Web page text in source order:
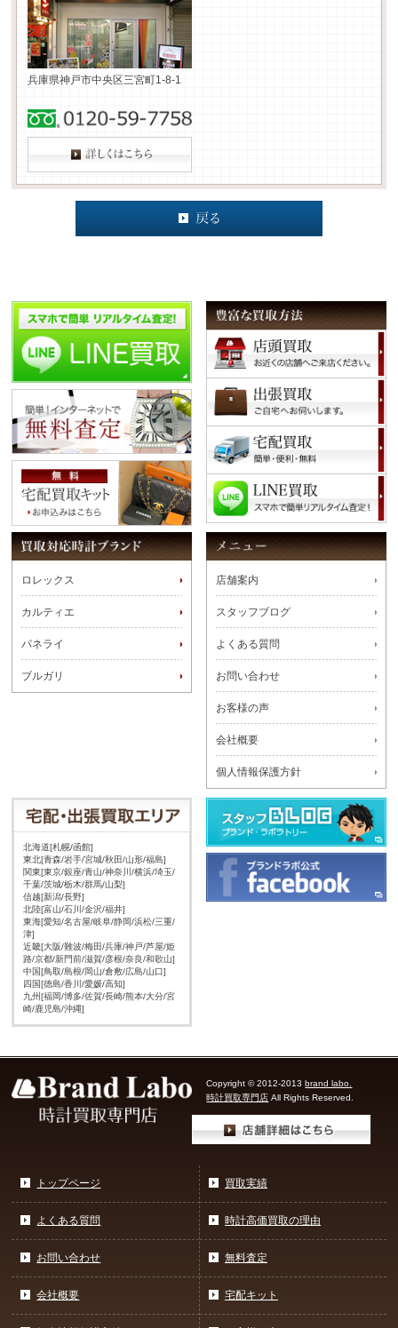
兵庫県神戸市中央区三宮町1-8-1
ロレックス
カルティエ
パネライ
ブルガリ
店舗案内
スタッフブログ
よくある質問
お問い合わせ
お客様の声
会社概要
個人情報保護方針
北海道[札幌/函館]
東北[青森/岩手/宮城/秋田/山形/福島]
関東[東京/銀座/青山/神奈川/横浜/埼玉/
千葉/茨城/栃木/群馬/山梨]
信越[新潟/長野]
北陸[富山/石川/金沢/福井]
東海[愛知/名古屋/岐阜/静岡/浜松/三重/
津]
近畿[大阪/難波/梅田/兵庫/神戸/芦屋/姫
路/京都/新門前/滋賀/彦根/奈良/和歌山]
中国[鳥取/島根/岡山/倉敷/広島/山口]
四国[徳島/香川/愛媛/高知]
九州[福岡/博多/佐賀/長崎/熊本/大分/宮
崎/鹿児島/沖縄]
Copyright © 2012-2013brand labo.
時計買取専門店 All Rights Reserved.
トップページ
よくある質問
お問い合わせ
会社概要
買取実績
時計高価買取の理由
無料査定
宅配キット